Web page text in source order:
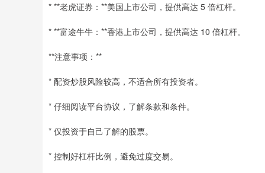
* **老虎证券：**美国上市公司，提供高达 5 倍杠杆。
* **富途牛牛：**香港上市公司，提供高达 10 倍杠杆。
**注意事项：**
* 配资炒股风险较高，不适合所有投资者。
* 仔细阅读平台协议，了解条款和条件。
* 仅投资于自己了解的股票。
* 控制好杠杆比例，避免过度交易。